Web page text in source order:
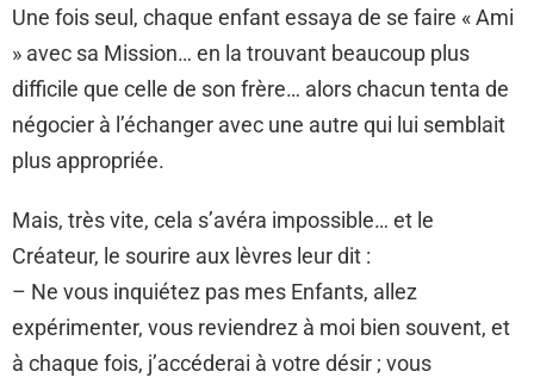
Une fois seul, chaque enfant essaya de se faire « Ami
» avec sa Mission… en la trouvant beaucoup plus
difficile que celle de son frère… alors chacun tenta de
négocier à l’échanger avec une autre qui lui semblait
plus appropriée.
Mais, très vite, cela s’avéra impossible… et le
Créateur, le sourire aux lèvres leur dit :
– Ne vous inquiétez pas mes Enfants, allez
expérimenter, vous reviendrez à moi bien souvent, et
à chaque fois, j’accéderai à votre désir ; vous